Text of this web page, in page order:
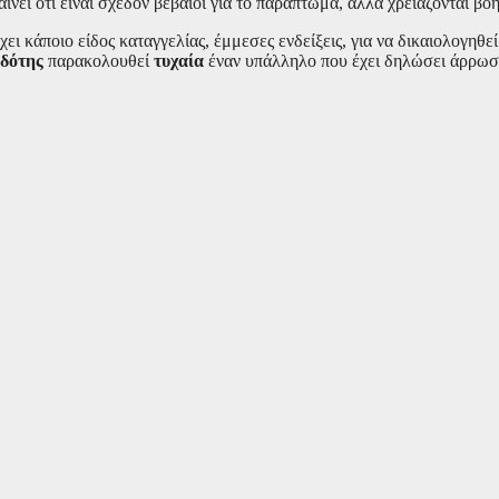
είδος καταγγελίας, έμμεσες ενδείξεις, για να
παρακολουθεί τυχαία έναν υπάλληλο που έχει δηλώσει